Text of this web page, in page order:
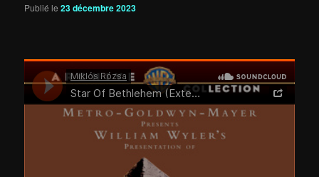
Publié le23 décembre 2023